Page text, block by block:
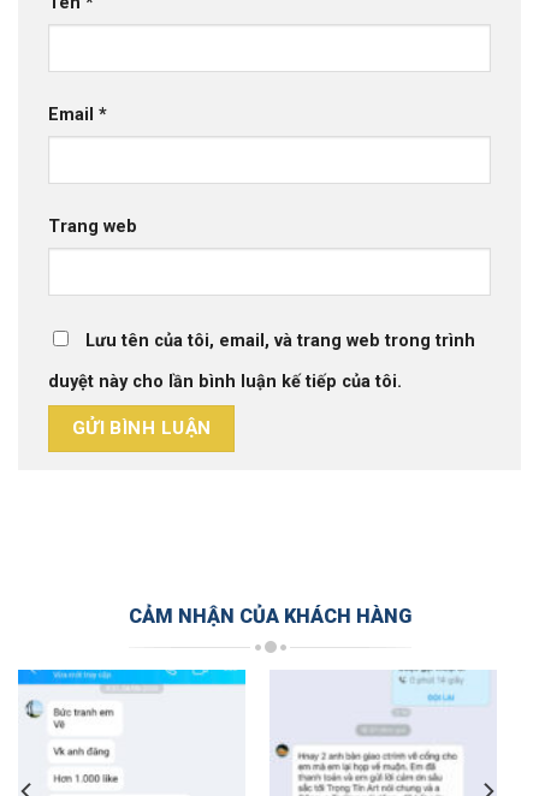
Email *
Trang web
Lưu tên của tôi, email, và trang web trong trình
duyệt này cho lần bình luận kế tiếp của tôi.
CẢM NHẬN CỦA KHÁCH HÀNG